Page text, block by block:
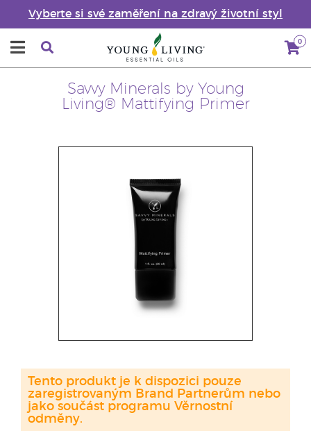
Vyberte si své zaměření na zdravý životní styl
0
Savvy Minerals by Young
Living® Mattifying Primer
Tento produkt je k dispozici pouze
zaregistrovaným Brand Partnerům nebo
jako součást programu Věrnostní
odměny.